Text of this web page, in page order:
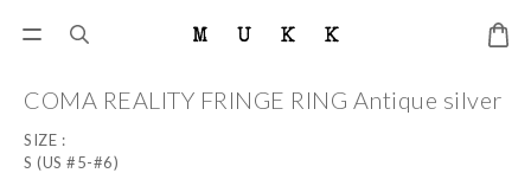
COMA REALITY FRINGE RING Antique silver
SIZE :
S (US #5-#6)